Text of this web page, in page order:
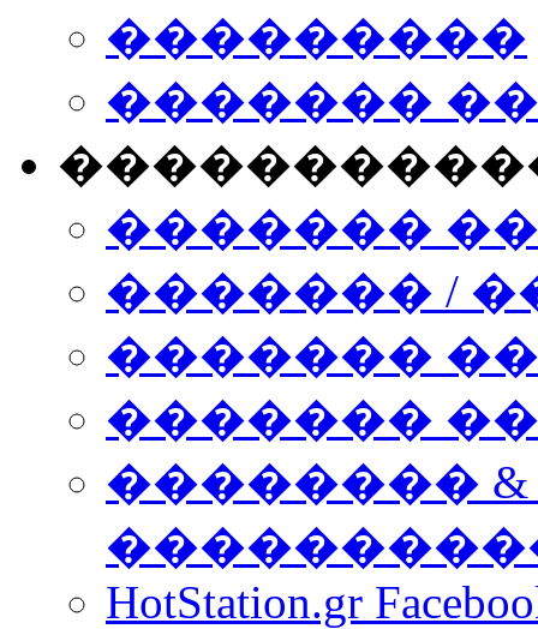
���������
�������
�������
������� /
�������
������� ���
��������
HotStation.gr